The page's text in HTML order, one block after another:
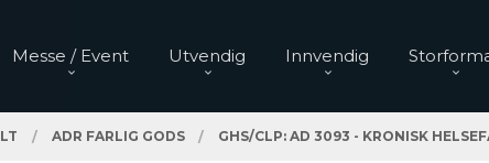
Messe / Event Utvendig Innvendig
ADR FARLIG GODS GHS/CLP: AD 3093 - KRONISK